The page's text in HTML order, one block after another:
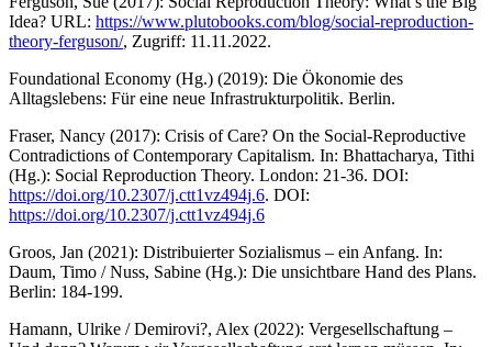
Idea? URL: https://www.plutobooks.com/blog/social-reproduction-
theory-ferguson/, Zugriff: 11.11.2022.
Foundational Economy (Hg.) (2019): Die Ökonomie des
Alltagslebens: Für eine neue Infrastrukturpolitik. Berlin.
Fraser, Nancy (2017): Crisis of Care? On the Social-Reproductive
Contradictions of Contemporary Capitalism. In: Bhattacharya, Tithi
(Hg.): Social Reproduction Theory. London: 21-36. DOI:
https://doi.org/10.2307/j.ctt1vz494j.6. DOI:
https://doi.org/10.2307/j.ctt1vz494j.6
Groos, Jan (2021): Distribuierter Sozialismus – ein Anfang. In:
Daum, Timo / Nuss, Sabine (Hg.): Die unsichtbare Hand des Plans.
Berlin: 184-199.
Hamann, Ulrike / Demirovi?, Alex (2022): Vergesellschaftung –